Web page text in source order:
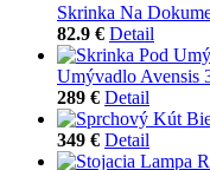
Skrinka Na
82.9 € Detail
Umývadlo Avensis
289 € Detail
349 € Detail